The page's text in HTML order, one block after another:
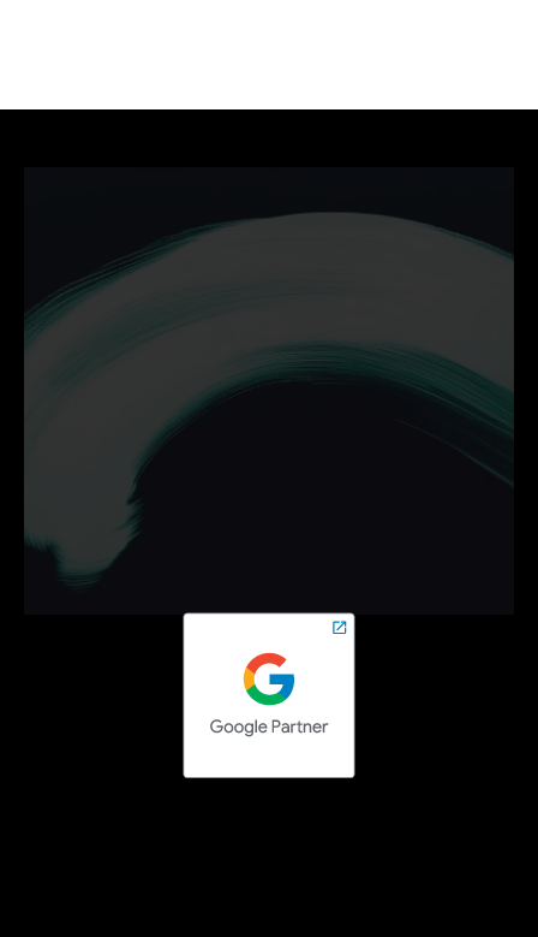
Ontdek hoe wij jouw
bedrijf helpen groeien met
campagnes die werken.
Neem vrijblijvend contact op en zet de volgende stap
Contact opnemen